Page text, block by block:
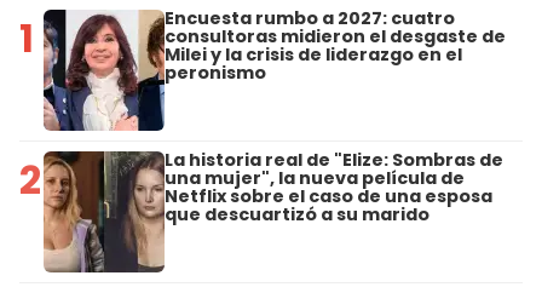
1 Encuesta rumbo a 2027: cuatro
consultoras midieron el desgaste de
Milei y la crisis de liderazgo en el
peronismo
2 La historia real de "Elize: Sombras de
una mujer", la nueva película de
Netflix sobre el caso de una esposa
que descuartizó a su marido